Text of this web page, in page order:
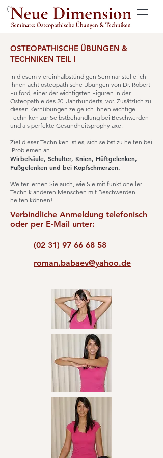
OSTEOPATHISCHE ÜBUNGEN &
TECHNIKEN TEIL I
In diesem viereinhalbstündigen Seminar stelle ich
Ihnen acht osteopathische Übungen von Dr. Robert
Fulford, einer der wichtigsten Figuren in der
Osteopathie des 20. Jahrhunderts, vor. Zusätzlich zu
diesen Kernübungen zeige ich Ihnen wichtige
Techniken zur Selbstbehandlung bei Beschwerden
und als perfekte Gesundheitsprophylaxe.
Ziel dieser Techniken ist es, sich selbst zu helfen bei
Problemen an
Wirbelsäule, Schulter, Knien, Hüftgelenken,
Fußgelenken und bei Kopfschmerzen.
Weiter lernen Sie auch, wie Sie mit funktioneller
Technik anderen Menschen mit Beschwerden
helfen können!
Verbindliche Anmeldung telefonisch
oder per E-Mail unter:
(02 31) 97 66 68 58
roman.babaev@yahoo.de